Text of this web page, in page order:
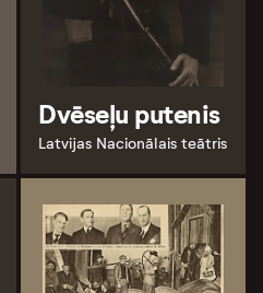
Dvēseļu putenis
Latvijas Nacionālais teātris